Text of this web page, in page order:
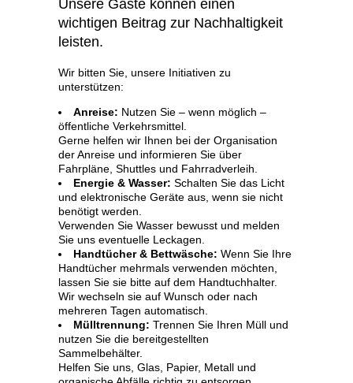
Unsere Gäste können einen
wichtigen Beitrag zur Nachhaltigkeit
leisten.
Wir bitten Sie, unsere Initiativen zu
unterstützen:
Anreise: Nutzen Sie – wenn möglich –
öffentliche Verkehrsmittel.
Gerne helfen wir Ihnen bei der Organisation
der Anreise und informieren Sie über
Fahrpläne, Shuttles und Fahrradverleih.
Energie & Wasser: Schalten Sie das Licht
und elektronische Geräte aus, wenn sie nicht
benötigt werden.
Verwenden Sie Wasser bewusst und melden
Sie uns eventuelle Leckagen.
Handtücher & Bettwäsche: Wenn Sie Ihre
Handtücher mehrmals verwenden möchten,
lassen Sie sie bitte auf dem Handtuchhalter.
Wir wechseln sie auf Wunsch oder nach
mehreren Tagen automatisch.
Mülltrennung: Trennen Sie Ihren Müll und
nutzen Sie die bereitgestellten
Sammelbehälter.
Helfen Sie uns, Glas, Papier, Metall und